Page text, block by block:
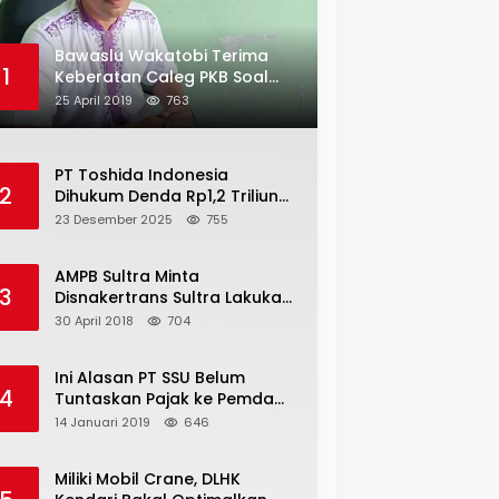
1
Bawaslu Wakatobi Terima
Keberatan Caleg PKB Soal
Penggelembungan Suara
25 April 2019 763
2
PT Toshida Indonesia
Dihukum Denda Rp1,2 Triliun
atas Aktivitas Tambang
23 Desember 2025 755
3
AMPB Sultra Minta
Disnakertrans Sultra Lakukan
Sweeping TKA
30 April 2018 704
4
Ini Alasan PT SSU Belum
Tuntaskan Pajak ke Pemda
Bombana Sebesar Rp8 Miliar
14 Januari 2019 646
Miliki Mobil Crane, DLHK